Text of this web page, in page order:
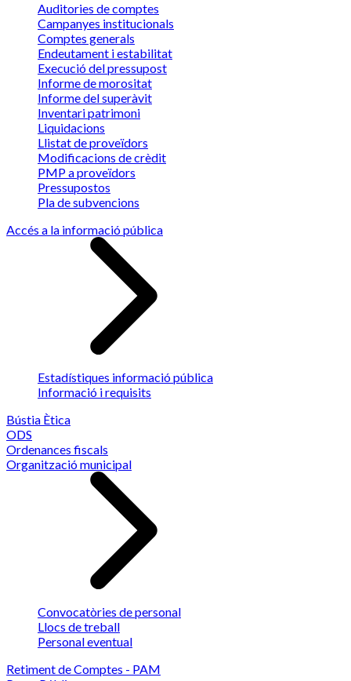
Auditories de comptes
Campanyes institucionals
Comptes generals
Endeutament i estabilitat
Execució del pressupost
Informe de morositat
Informe del superàvit
Inventari patrimoni
Liquidacions
Llistat de proveïdors
Modificacions de crèdit
PMP a proveïdors
Pressupostos
Pla de subvencions
Accés a la informació pública
Estadístiques informació pública
Informació i requisits
Bústia Ètica
ODS
Ordenances fiscals
Organització municipal
Convocatòries de personal
Llocs de treball
Personal eventual
Retiment de Comptes - PAM